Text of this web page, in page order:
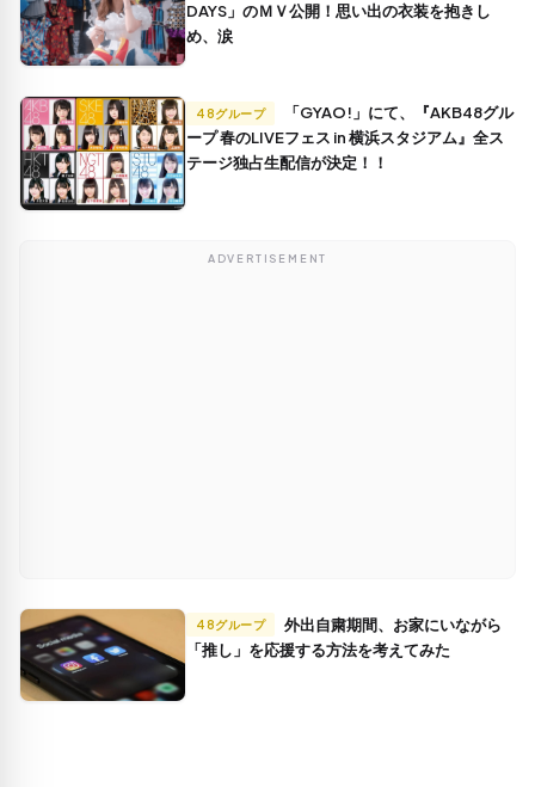
DAYS」のＭＶ公開！思い出の衣装を抱きし
め、涙
48グループ
ープ 春のLIVEフェス in 横浜スタジアム』全ス
テージ独占生配信が決定！！
ADVERTISEMENT
48グループ
「推し」を応援する方法を考えてみた